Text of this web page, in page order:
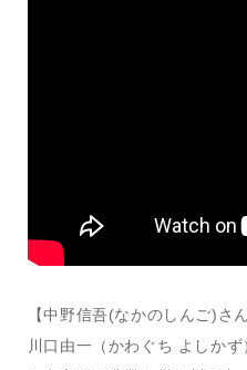
【中野信吾(なかのしんご)さ
川口由一（かわぐち よしか